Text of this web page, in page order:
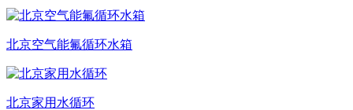
北京空气能氟循环水箱
北京家用水循环